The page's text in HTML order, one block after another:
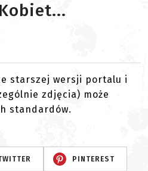
starszej wersji portalu i
zdjęcia) może
standardów.
PINTEREST